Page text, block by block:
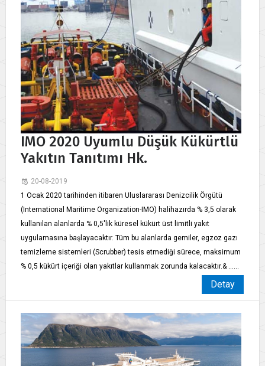
IMO 2020 Uyumlu Düşük Kükürtlü
Yakıtın Tanıtımı Hk.
20-08-2019
1 Ocak 2020 tarihinden itibaren Uluslararası Denizcilik Örgütü
(International Maritime Organization-IMO) halihazırda % 3,5 olarak
kullanılan alanlarda % 0,5'lik küresel kükürt üst limitli yakıt
uygulamasına başlayacaktır. Tüm bu alanlarda gemiler, egzoz gazı
temizleme sistemleri (Scrubber) tesis etmediği sürece, maksimum
% 0,5 kükürt içeriği olan yakıtlar kullanmak zorunda kalacaktır.& ......
Detay